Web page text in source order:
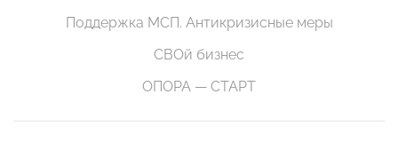
Поддержка МСП. Антикризисные меры
СВОй бизнес
ОПОРА — СТАРТ